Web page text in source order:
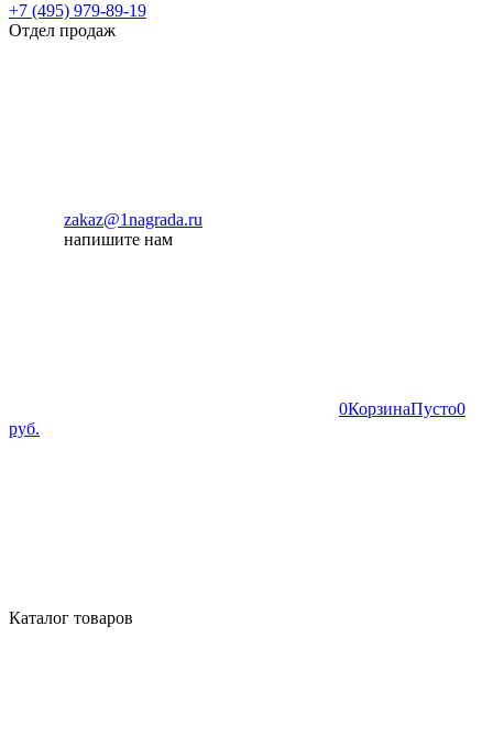
+7 (495) 979-89-19
Отдел продаж
zakaz@1nagrada.ru
напишите нам
0КорзинаПусто0
руб.
Каталог товаров